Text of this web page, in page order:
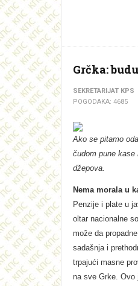
Grčka:
SEKRETARIJAT KPS
POGODAKA: 4685
Ako se pitamo
čudom pune kase
džepova.
Nema morala u
Penzije i plate u
oltar nacionalne
može da
sadašnja i
trpajući masne
na sve Grke. Ovo